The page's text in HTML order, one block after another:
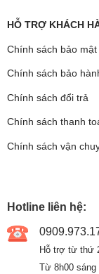
HỖ TRỢ KHÁCH
Chính sách bảo mật
Chính sách bảo
Chính sách đổi trả
Chính sách thanh
Chính sách vận
Hotline liên hệ:
Hỗ trợ từ thứ
Từ 8h00 sáng